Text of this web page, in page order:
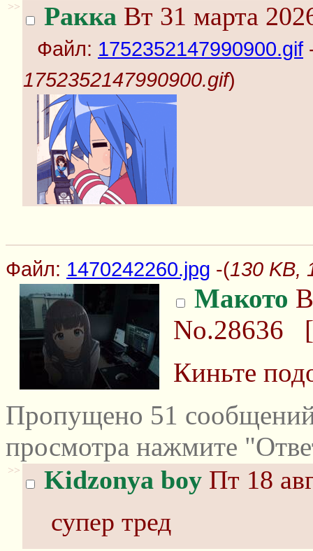
>> Ракка Вт 31 марта
Файл: 1752352147990900.gif
1752352147990900.gif)
Файл: 1470242260.jpg -(130 KB,
Макото
No.28636 [
Киньте
Пропущено 51
просмотра нажмите
>> Kidzonya boy Пт 18
супер тред